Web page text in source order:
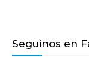
Seguinos en